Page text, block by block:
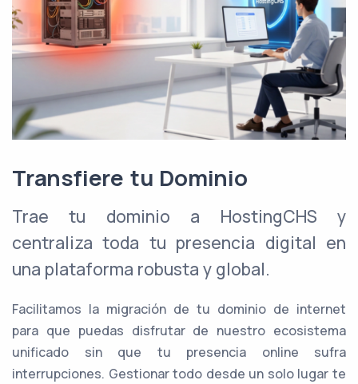
Transfiere tu Dominio
Trae tu dominio a HostingCHS y
centraliza toda tu presencia digital en
una plataforma robusta y global.
Facilitamos la migración de tu dominio de internet
para que puedas disfrutar de nuestro ecosistema
unificado sin que tu presencia online sufra
interrupciones. Gestionar todo desde un solo lugar te